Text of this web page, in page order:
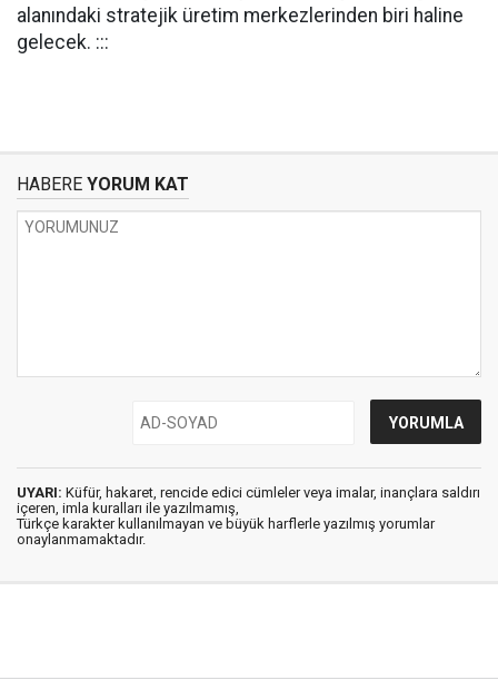
alanındaki stratejik üretim merkezlerinden biri haline
gelecek. :::
HABERE YORUM KAT
UYARI: Küfür, hakaret, rencide edici cümleler veya imalar, inançlara saldırı
içeren, imla kuralları ile yazılmamış,
Türkçe karakter kullanılmayan ve büyük harflerle yazılmış yorumlar
onaylanmamaktadır.